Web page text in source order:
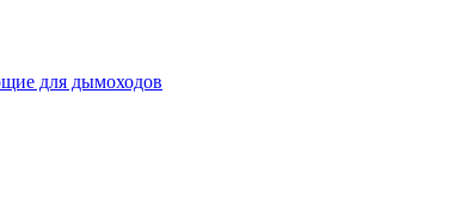
для дымоходов